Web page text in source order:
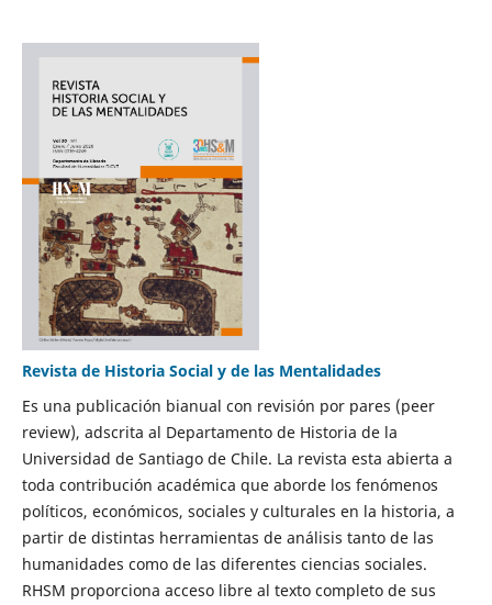
Revista de Historia Social y de las Mentalidades
Es una publicación bianual con revisión por pares (peer
review), adscrita al Departamento de Historia de la
Universidad de Santiago de Chile. La revista esta abierta a
toda contribución académica que aborde los fenómenos
políticos, económicos, sociales y culturales en la historia, a
partir de distintas herramientas de análisis tanto de las
humanidades como de las diferentes ciencias sociales.
RHSM proporciona acceso libre al texto completo de sus